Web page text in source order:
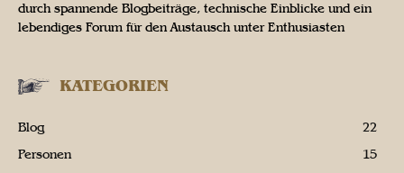
durch spannende Blogbeiträge, technische Einblicke und ein
lebendiges Forum für den Austausch unter Enthusiasten
KATEGORIEN
Blog
22
Personen
15